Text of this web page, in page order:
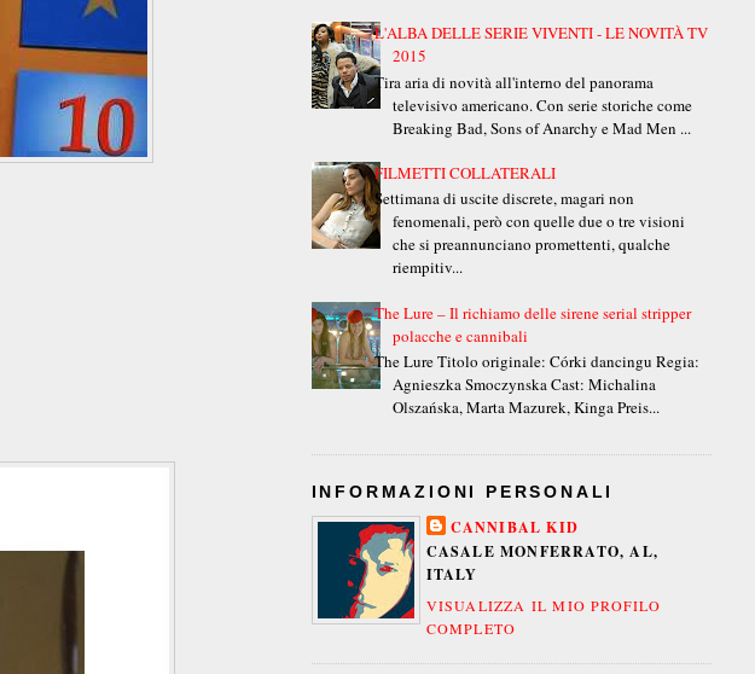
L'ALBA DELLE SERIE VIVENTI - LE NOVITÀ TV
2015
Tira aria di novità all'interno del panorama
televisivo americano. Con serie storiche come
Breaking Bad, Sons of Anarchy e Mad Men ...
FILMETTI COLLATERALI
Settimana di uscite discrete, magari non
fenomenali, però con quelle due o tre visioni
che si preannunciano promettenti, qualche
riempitiv...
The Lure – Il richiamo delle sirene serial stripper
polacche e cannibali
The Lure Titolo originale: Córki dancingu Regia:
Agnieszka Smoczynska Cast: Michalina
Olszańska, Marta Mazurek, Kinga Preis...
INFORMAZIONI PERSONALI
CANNIBAL KID
CASALE MONFERRATO, AL,
ITALY
VISUALIZZA IL MIO PROFILO
COMPLETO